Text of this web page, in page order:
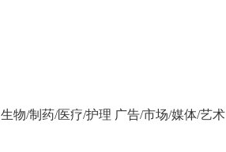
生物/制药/医疗/护理 广告/市场/媒体/艺术